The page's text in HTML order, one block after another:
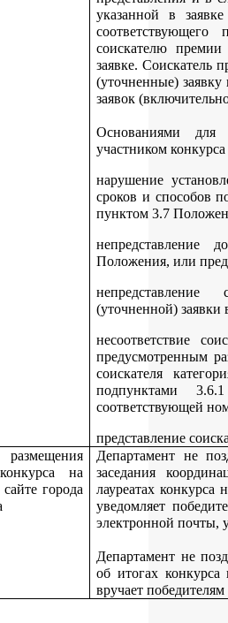
указанной в
соответствующего
соискателю
заявке. Соискатель
(уточненные)
заявок
Основаниями для
участником
нарушение
сроков и способов
пунктом 3.7
непредставление
Положения, или
непредставление
(уточненной) заявки
несоответствие
предусмотренным
соискателя
подпунктами 3.6.1
соответствующей
представление
на
города
Департамент не
заседания
лауреатах
уведомляет
электронной почты,
Департамент не
об итогах
вручает